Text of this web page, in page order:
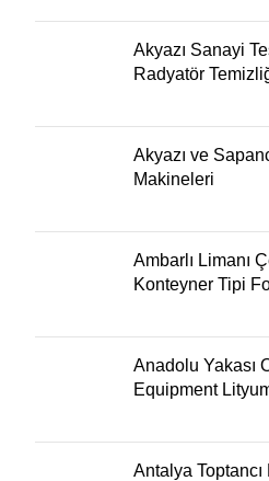
Akyazı Sanayi
Radyatör
Akyazı ve
Makineleri
Ambarlı Limanı
Konteyner Tipi
Anadolu Yakası
Equipment
Antalya